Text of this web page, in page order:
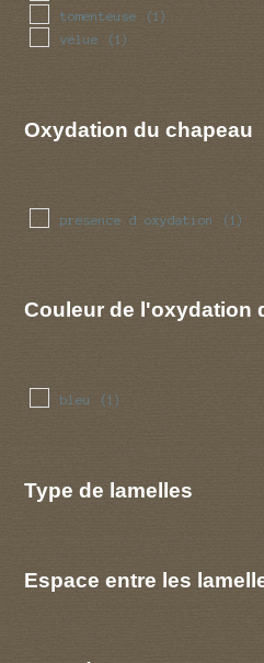
tomenteuse (1)
velue (1)
Oxydation du chapeau
presence d oxydation (1)
Couleur de l'oxydation
bleu (1)
Type de lamelles
Espace entre les